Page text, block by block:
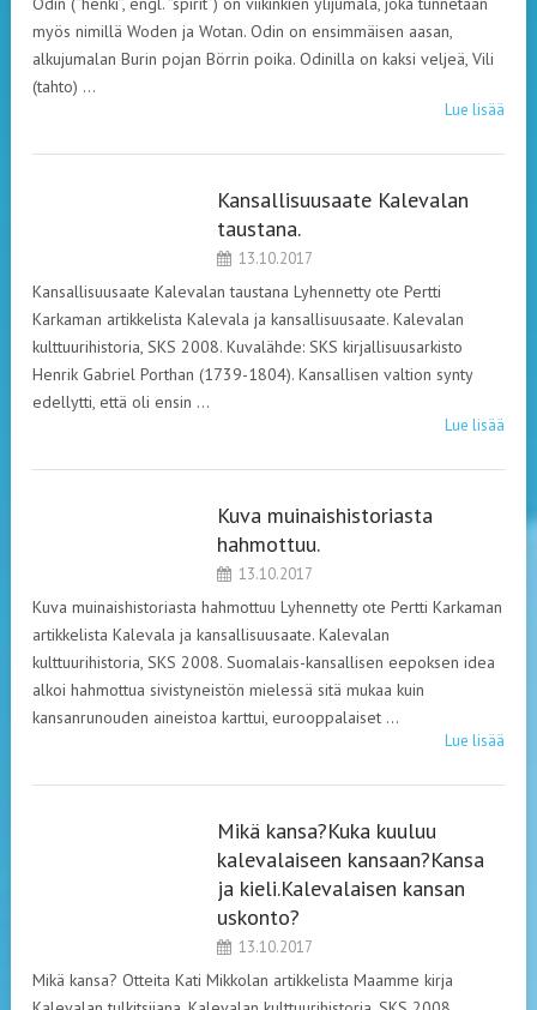
myös nimillä Woden ja Wotan. Odin on ensimmäisen aasan,
alkujumalan Burin pojan Börrin poika. Odinilla on kaksi veljeä, Vili
(tahto) …
Lue lisää
Kansallisuusaate Kalevalan
taustana.
13.10.2017
Kansallisuusaate Kalevalan taustana Lyhennetty ote Pertti
Karkaman artikkelista Kalevala ja kansallisuusaate. Kalevalan
kulttuurihistoria, SKS 2008. Kuvalähde: SKS kirjallisuusarkisto
Henrik Gabriel Porthan (1739-1804). Kansallisen valtion synty
edellytti, että oli ensin …
Lue lisää
Kuva muinaishistoriasta
hahmottuu.
13.10.2017
Kuva muinaishistoriasta hahmottuu Lyhennetty ote Pertti Karkaman
artikkelista Kalevala ja kansallisuusaate. Kalevalan
kulttuurihistoria, SKS 2008. Suomalais-kansallisen eepoksen idea
alkoi hahmottua sivistyneistön mielessä sitä mukaa kuin
kansanrunouden aineistoa karttui, eurooppalaiset …
Lue lisää
Mikä kansa?Kuka kuuluu
kalevalaiseen kansaan?Kansa
ja kieli.Kalevalaisen kansan
uskonto?
13.10.2017
Mikä kansa? Otteita Kati Mikkolan artikkelista Maamme kirja